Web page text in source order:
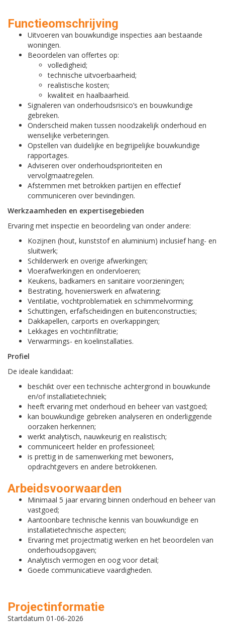
Functieomschrijving
Uitvoeren van bouwkundige inspecties aan bestaande
woningen.
Beoordelen van offertes op:
volledigheid;
technische uitvoerbaarheid;
realistische kosten;
kwaliteit en haalbaarheid.
Signaleren van onderhoudsrisico’s en bouwkundige
gebreken.
Onderscheid maken tussen noodzakelijk onderhoud en
wenselijke verbeteringen.
Opstellen van duidelijke en begrijpelijke bouwkundige
rapportages.
Adviseren over onderhoudsprioriteiten en
vervolgmaatregelen.
Afstemmen met betrokken partijen en effectief
communiceren over bevindingen.
Werkzaamheden en expertisegebieden
Ervaring met inspectie en beoordeling van onder andere:
Kozijnen (hout, kunststof en aluminium) inclusief hang- en
sluitwerk;
Schilderwerk en overige afwerkingen;
Vloerafwerkingen en ondervloeren;
Keukens, badkamers en sanitaire voorzieningen;
Bestrating, hovenierswerk en afwatering;
Ventilatie, vochtproblematiek en schimmelvorming;
Schuttingen, erfafscheidingen en buitenconstructies;
Dakkapellen, carports en overkappingen;
Lekkages en vochtinfiltratie;
Verwarmings- en koelinstallaties.
Profiel
De ideale kandidaat:
beschikt over een technische achtergrond in bouwkunde
en/of installatietechniek;
heeft ervaring met onderhoud en beheer van vastgoed;
kan bouwkundige gebreken analyseren en onderliggende
oorzaken herkennen;
werkt analytisch, nauwkeurig en realistisch;
communiceert helder en professioneel;
is prettig in de samenwerking met bewoners,
opdrachtgevers en andere betrokkenen.
Arbeidsvoorwaarden
Minimaal 5 jaar ervaring binnen onderhoud en beheer van
vastgoed;
Aantoonbare technische kennis van bouwkundige en
installatietechnische aspecten;
Ervaring met projectmatig werken en het beoordelen van
onderhoudsopgaven;
Analytisch vermogen en oog voor detail;
Goede communicatieve vaardigheden.
Projectinformatie
Startdatum 01-06-2026